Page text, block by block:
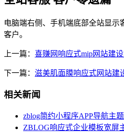
电脑端右侧、手机端底部全站显示
客户。
上一篇： 喜赚网响应式mip网站建
下一篇： 滋美肌面膜响应式网站建
相关新闻
zblog简约小程序APP导航主
ZBLOG响应式企业模板宽屏